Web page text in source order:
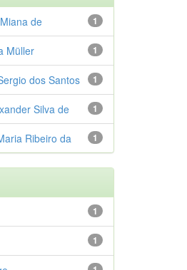
1
de
1
Müller
1
dos Santos
1
Silva de
1
Ribeiro da
1
1